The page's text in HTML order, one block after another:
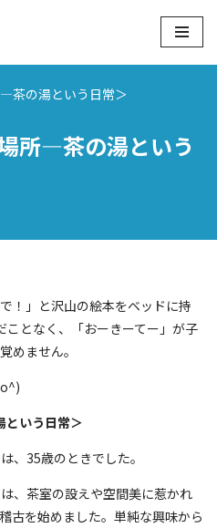
茶の湯という日常＞
所―茶の湯という
！」と沢山の絵本をベッドに持
ことなく、「おーきーてー」が子
めません。
という日常＞
、35歳のときでした。
、茶室の設えや空間美に惹かれ
古を始めました。単純な興味から